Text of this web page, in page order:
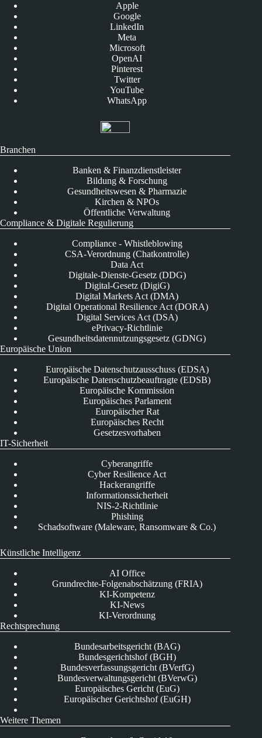
Apple
Google
LinkedIn
Meta
Microsoft
OpenAI
Pinterest
Twitter
YouTube
WhatsApp
Branchen
Banken & Finanzdienstleister
Bildung & Forschung
Gesundheitswesen & Pharmazie
Kirchen & NPOs
Öffentliche Verwaltung
Compliance & Digitale Regulierung
Compliance - Whistleblowing
CSA-Verordnung (Chatkontrolle)
Data Act
Digitale-Dienste-Gesetz (DDG)
Digital-Gesetz (DigiG)
Digital Markets Act (DMA)
Digital Operational Resilience Act (DORA)
Digital Services Act (DSA)
ePrivacy-Richtlinie
Gesundheitsdatennutzungsgesetz (GDNG)
Europäische Union
Europäische Datenschutzausschuss (EDSA)
Europäische Datenschutzbeauftragte (EDSB)
Europäische Kommission
Europäisches Parlament
Europäischer Rat
Europäisches Recht
Gesetzesvorhaben
IT-Sicherheit
Cyberangriffe
Cyber Resilience Act
Hackerangriffe
Informationssicherheit
NIS-2-Richtlinie
Phishing
Schadsoftware (Maleware, Ransomware & Co.)
Künstliche Intelligenz
AI Office
Grundrechte-Folgenabschätzung (FRIA)
KI-Kompetenz
KI-News
KI-Verordnung
Rechtsprechung
Bundesarbeitsgericht (BAG)
Bundesgerichtshof (BGH)
Bundesverfassungsgericht (BVerfG)
Bundesverwaltungsgericht (BVerwG)
Europäisches Gericht (EuG)
Europäischer Gerichtshof (EuGH)
Weitere Themen